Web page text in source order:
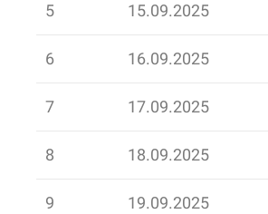
5 15.09.2025
6 16.09.2025
7 17.09.2025
8 18.09.2025
9 19.09.2025